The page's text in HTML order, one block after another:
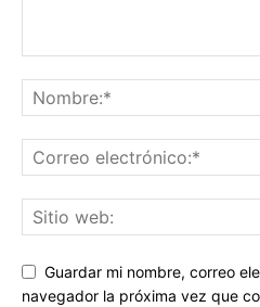
Guardar mi nombre, correo
navegador la próxima vez que